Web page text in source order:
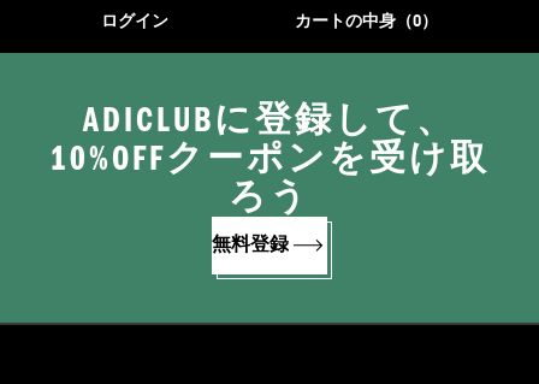
ログイン カートの中身（0）
ADICLUBに登録して、
10%OFFクーポンを受け取
ろう
無料登録